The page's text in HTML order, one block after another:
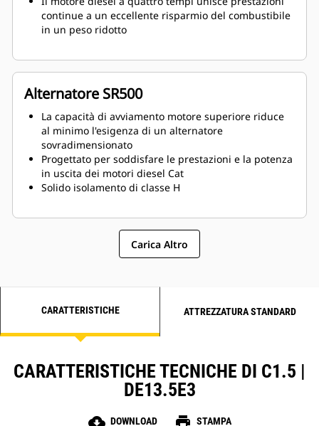
continue a un eccellente risparmio del combustibile
in un peso ridotto
Alternatore SR500
La capacità di avviamento motore superiore riduce
al minimo l'esigenza di un alternatore
sovradimensionato
Progettato per soddisfare le prestazioni e la potenza
in uscita dei motori diesel Cat
Solido isolamento di classe H
Carica Altro
CARATTERISTICHE ATTREZZATURA STANDARD
CARATTERISTICHE TECNICHE DI C1.5 |
DE13.5E3
cloud_download DOWNLOAD print STAMPA